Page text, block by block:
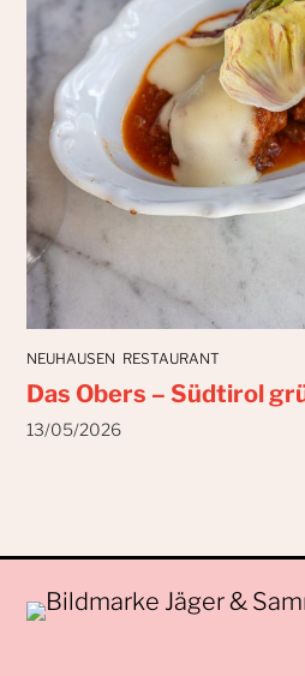
NEUHAUSEN RESTAURANT
Das Obers – Südtirol
13/05/2026